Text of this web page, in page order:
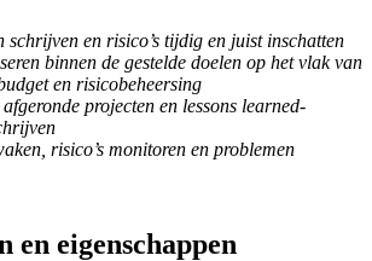
schrijven en risico’s tijdig en juist inschatten
binnen de gestelde doelen op het vlak van
en risicobeheersing
projecten en lessons learned-
risico’s monitoren en problemen
en eigenschappen